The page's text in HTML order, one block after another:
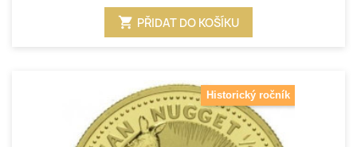
shopping_cart PŘIDAT DO KOŠÍKU
Historický ročník